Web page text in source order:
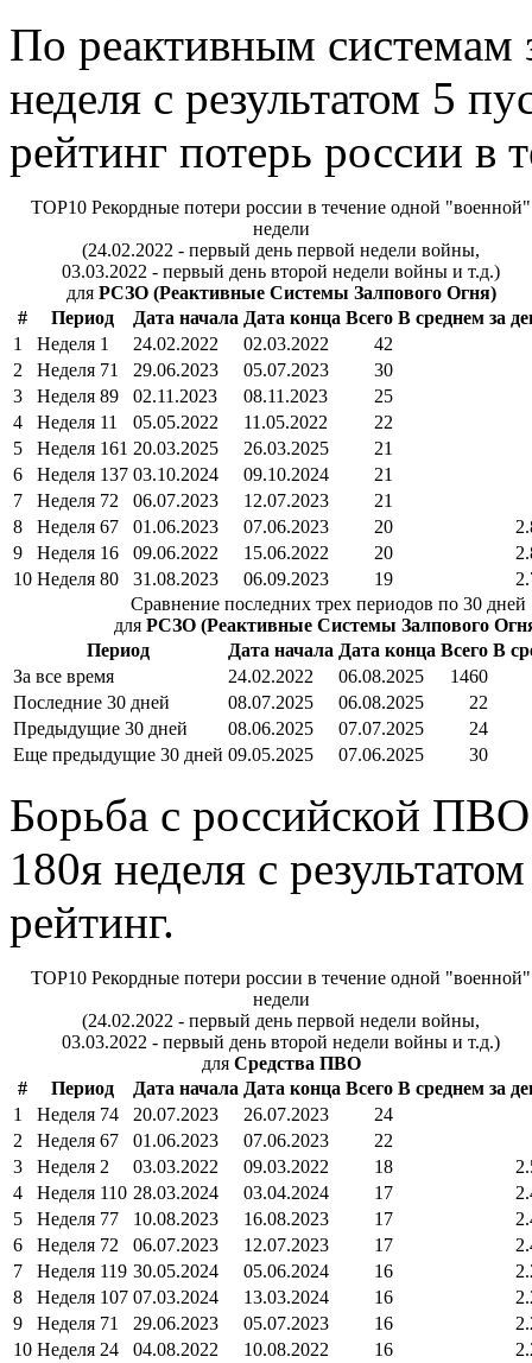
По реактивным системам
неделя с результатом 5
рейтинг потерь россии в
TOP10 Рекордные потери россии в течение одной "военной"
недели
(24.02.2022 - первый день первой недели войны,
03.03.2022 - первый день второй недели войны и т.д.)
для РСЗО (Реактивные Системы Залпового Огня)
#
Период Дата начала Дата конца Всего В среднем за
1
Неделя 1 24.02.2022 02.03.2022
42
2
Неделя 71 29.06.2023 05.07.2023
30
3
Неделя 89 02.11.2023 08.11.2023
25
4
Неделя 11 05.05.2022 11.05.2022
22
5
Неделя 161 20.03.2025 26.03.2025
21
6
Неделя 137 03.10.2024 09.10.2024
21
7
Неделя 72 06.07.2023 12.07.2023
21
8
Неделя 67 01.06.2023 07.06.2023 20
9
Неделя 16 09.06.2022 15.06.2022 20
10 Неделя 80 31.08.2023 06.09.2023 19
Сравнение последних трех периодов по 30 дней
для РСЗО (Реактивные Системы Залпового
Период
Дата начала Дата конца Всего В
За все время
24.02.2022 06.08.2025
1460
Последние 30 дней
08.07.2025 06.08.2025
22
Предыдущие 30 дней
08.06.2025 07.07.2025
24
Еще предыдущие 30 дней 09.05.2025 07.06.2025 30
Борьба с российской ПВО
180я неделя с
рейтинг.
TOP10 Рекордные потери россии в течение одной "военной"
недели
(24.02.2022 - первый день первой недели войны,
03.03.2022 - первый день второй недели войны и т.д.)
для Средства ПВО
#
Период Дата начала Дата конца Всего В среднем за
1
Неделя 74 20.07.2023 26.07.2023
24
2
Неделя 67 01.06.2023 07.06.2023
22
3
Неделя 2 03.03.2022 09.03.2022 18
4
Неделя 110 28.03.2024 03.04.2024 17
5
Неделя 77 10.08.2023 16.08.2023 17
6
Неделя 72 06.07.2023 12.07.2023 17
7
Неделя 119 30.05.2024 05.06.2024 16
8
Неделя 107 07.03.2024 13.03.2024 16
9
Неделя 71 29.06.2023 05.07.2023 16
10 Неделя 24 04.08.2022 10.08.2022 16